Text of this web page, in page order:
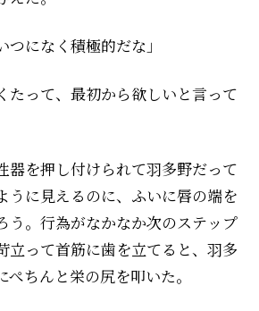
つになく積極的だな」
たって、最初から欲しいと言って
器を押し付けられて羽多野だって
うに見えるのに、ふいに唇の端を
う。行為がなかなか次のステップ
立って首筋に歯を立てると、羽多
ちんと栄の尻を叩いた。